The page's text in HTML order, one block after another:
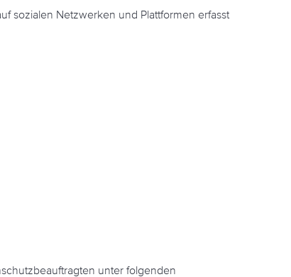
sozialen Netzwerken und Plattformen erfasst
unter folgenden